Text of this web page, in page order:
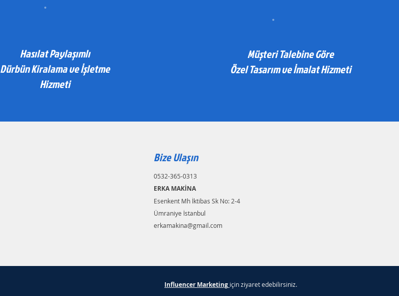
Hasılat Paylaşımlı
Dürbün Kiralama ve İşletme
Hizmeti
Müşteri Talebine Göre
Özel Tasarım ve İmalat Hizmeti
Bize Ulaşın
0532-365-0313
ERKA MAKİNA
Esenkent Mh İktibas Sk No: 2-4
Ümraniye İstanbul
erkamakina@gmail.com
Influencer Marketing için ziyaret edebilirsiniz.